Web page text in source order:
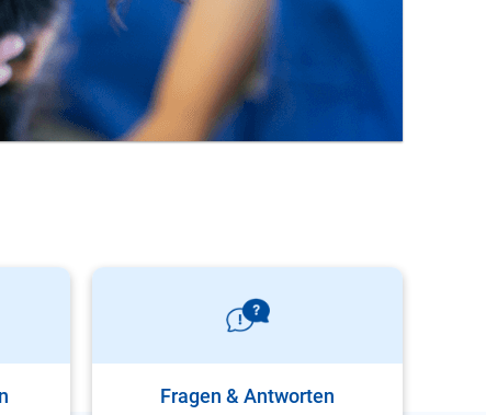
Fragen & Antworten